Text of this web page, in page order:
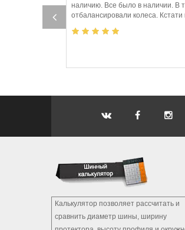
наличию. Все было в наличии. В
отбалансировали колеса.
Калькулятор позволяет рассчитать и
сравнить диаметр шины, ширину